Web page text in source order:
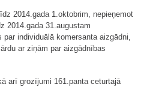
2014.gada 1.oktobrim, nepieņemot
2014.gada 31.augustam
individuālā komersanta aizgādni,
ar ziņām par aizgādnības
arī grozījumi 161.panta ceturtajā